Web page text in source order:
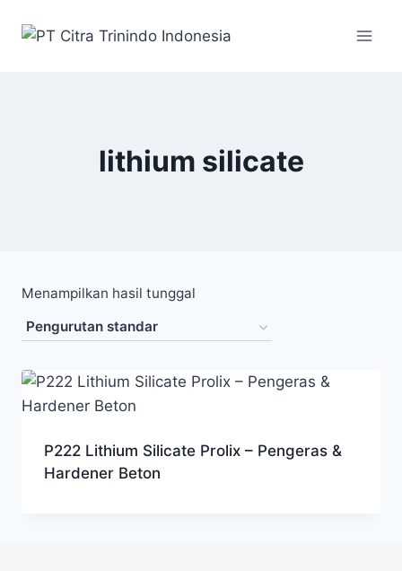
lithium silicate
Menampilkan hasil tunggal
P222 Lithium Silicate Prolix – Pengeras &
Hardener Beton